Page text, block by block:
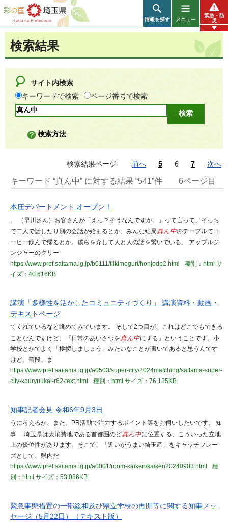
彩の国 埼玉県
情報を探す メニュー
緊急・防
災
検索結果
サイト内検索
キーワードで検索
ページ番号で検索
検索方法
検索結果ページ 前へ 5 6 7 次へ
キーワード “真ん中” に対する結果 “541”件 6ページ目
本庄デパートメント オープン！
。 （早川さん）お客さんが「えっ？そうなんですか。」って言って、そっち
で二人で話したり別の会話が始まるとか、みんな結局真ん中のテーブルでコ
ーヒー飲んで帰るとか。僕らを介して人と人の話を繋いでいる。 アップルジ
ンジャーのクリー
https://www.pref.saitama.lg.jp/b0111/tiikimeguri/honjodp2.html
種別：html サ
イズ：40.616KB
講演「多様性を活かしたコミュニティづくり」 講演資料・動画・
テキストページ
てくれているなと眺めてみています。 そして2つ目が、これはどこでもできる
ことなんですけど、『日常のあいさつを真ん中にする』ということです。小
学校とかでよく「挨拶しましょう」みたいなことが書いてあると思うんです
けど、普段、ま
https://www.pref.saitama.lg.jp/a0503/super-city/2024matching/saitama-super-
city-kouryuukai-r62-text.html
種別：html サイズ：76.125KB
知事記者会見 令和6年9月3日
うに考えるか、また、PR活動で注力するポイント等をお伺いしたいです。 知
事 埼玉県は大消費地である首都圏のど真ん中に位置する、こういった立地
上の優位性があります。そこで、「近いがうまい埼玉産」をキャッチフレー
ズとして、県内だ
https://www.pref.saitama.lg.jp/a0001/room-kaiken/kaiken20240903.html
種
別：html サイズ：53.086KB
緊急事態措置の一部緩和及び県立学校の再開等に関する知事メッ
セージ（5月22日）（テキスト版）